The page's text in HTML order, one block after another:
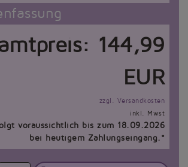
144,99
EUR
zzgl. Versandkosten
inkl. Mwst
voraussichtlich bis zum 18.09.2026
bei heutigem Zahlungseingang.*